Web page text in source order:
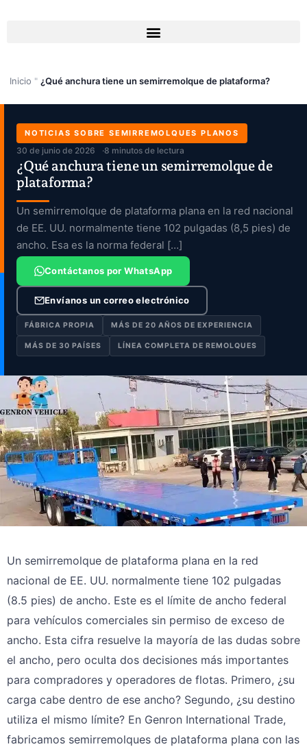
Inicio " ¿Qué anchura tiene un semirremolque de plataforma?
NOTICIAS SOBRE SEMIRREMOLQUES PLANOS
30 de junio de 2026 8 minutos de lectura
¿Qué anchura tiene un semirremolque de
plataforma?
Un semirremolque de plataforma plana en la red nacional
de EE. UU. normalmente tiene 102 pulgadas (8,5 pies) de
ancho. Esa es la norma federal […]
Contáctanos por WhatsApp
Envíanos un correo electrónico
FÁBRICA PROPIA MÁS DE 20 AÑOS DE EXPERIENCIA
MÁS DE 30 PAÍSES LÍNEA COMPLETA DE REMOLQUES
Un semirremolque de plataforma plana en la red
nacional de EE. UU. normalmente tiene 102 pulgadas
(8.5 pies) de ancho. Este es el límite de ancho federal
para vehículos comerciales sin permiso de exceso de
ancho. Esta cifra resuelve la mayoría de las dudas sobre
el ancho, pero oculta dos decisiones más importantes
para compradores y operadores de flotas. Primero, ¿su
carga cabe dentro de ese ancho? Segundo, ¿su destino
utiliza el mismo límite? En Genron International Trade,
fabricamos semirremolques de plataforma plana con las